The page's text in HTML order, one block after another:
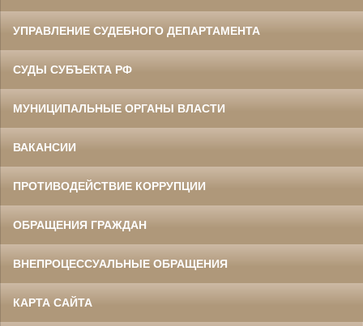
УПРАВЛЕНИЕ СУДЕБНОГО ДЕПАРТАМЕНТА
СУДЫ СУБЪЕКТА РФ
МУНИЦИПАЛЬНЫЕ ОРГАНЫ ВЛАСТИ
ВАКАНСИИ
ПРОТИВОДЕЙСТВИЕ КОРРУПЦИИ
ОБРАЩЕНИЯ ГРАЖДАН
ВНЕПРОЦЕССУАЛЬНЫЕ ОБРАЩЕНИЯ
КАРТА САЙТА